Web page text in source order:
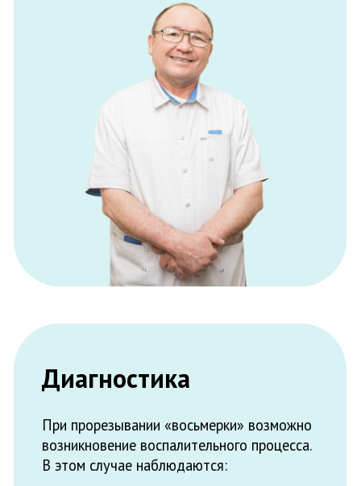
Диагностика
При прорезывании «восьмерки» возможно
возникновение воспалительного процесса.
В этом случае наблюдаются:
обращаться в стоматологическую клинику.
При обращении с такими симптомами врач
сначала опрашивает пациента, а затем
проводит осмотр его ротовой полости.